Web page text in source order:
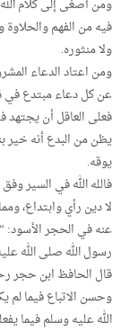
ومن أصغى إلى كلام
فيه من الفهم
ولا منثوره.
ومن اعتاد الدعاء
عن كل دعاء مبتدع في
فعلى العاقل أن
يظن من البدع أنه خير
يوقه.
فالله الله في السير
لا دين رأي وابتداع،
عنه في الحجر الأسود:
رسول الله صلى الله
قال الحافظ ابن حجر
وحسن الاتباع فيما
الله عليه وسلم فيما